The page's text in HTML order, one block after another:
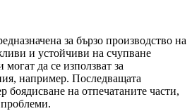
за бързо производство на
и устойчиви на счупване
да се използват за
например. Последващата
боядисване на отпечатаните части,